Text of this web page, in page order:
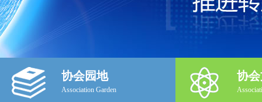
协会园地
Association Garden
协